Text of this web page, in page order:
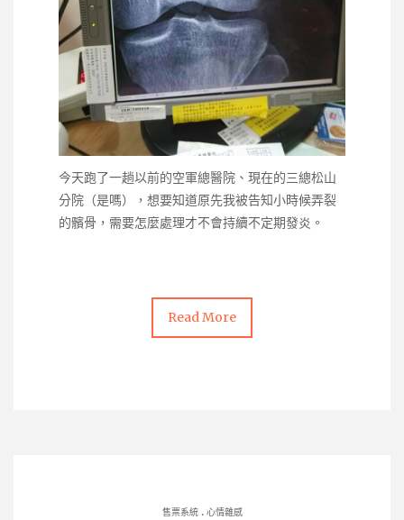
今天跑了一趟以前的空軍總醫院、現在的三總松山
分院（是嗎），想要知道原先我被告知小時候弄裂
的髕骨，需要怎麼處理才不會持續不定期發炎。
Read More
售票系統. 心情雜感